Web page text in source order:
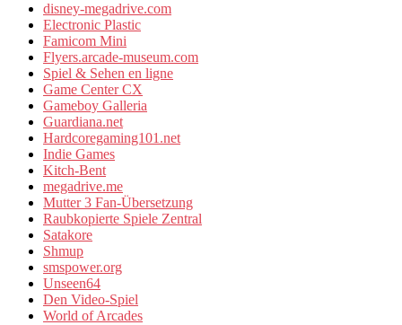
disney-megadrive.com
Electronic Plastic
Famicom Mini
Flyers.arcade-museum.com
Spiel & Sehen en ligne
Game Center CX
Gameboy Galleria
Guardiana.net
Hardcoregaming101.net
Indie Games
Kitch-Bent
megadrive.me
Mutter 3 Fan-Übersetzung
Raubkopierte Spiele Zentral
Satakore
Shmup
smspower.org
Unseen64
Den Video-Spiel
World of Arcades